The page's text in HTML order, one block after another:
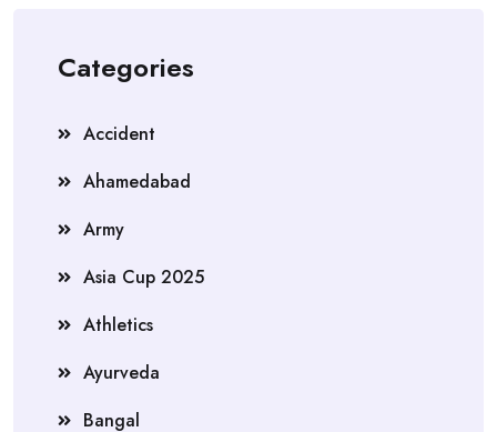
Categories
Accident
Ahamedabad
Army
Asia Cup 2025
Athletics
Ayurveda
Bangal